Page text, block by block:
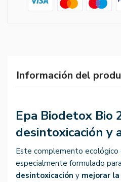
Información del
Epa Biodetox Bio
desintoxicación y
Este complemento
especialmente formulado para
desintoxicación y mejorar